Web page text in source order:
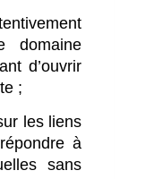
domaine
d’ouvrir
;
les liens
à
sans